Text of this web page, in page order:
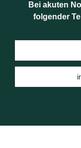
Bei akuten
folgender